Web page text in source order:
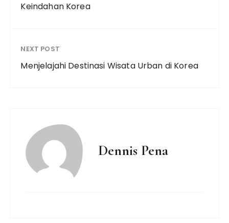
Keindahan Korea
NEXT POST
Menjelajahi Destinasi Wisata Urban di Korea
Dennis Pena